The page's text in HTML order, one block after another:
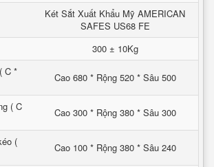
Két Sắt Xuất Khẩu Mỹ AMERICAN
SAFES US68 FE
300 ± 10Kg
C *
Cao 680 * Rộng 520 * Sâu 500
( C
Cao 300 * Rộng 380 * Sâu 300
(
Cao 100 * Rộng 380 * Sâu 240